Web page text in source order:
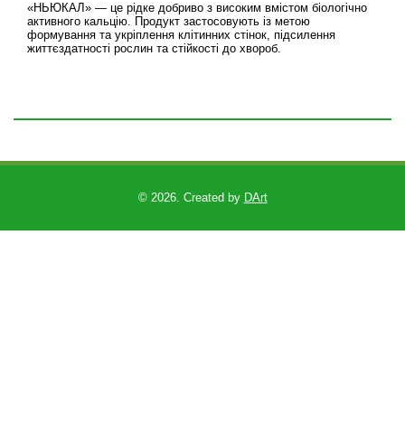
«НЬЮКАЛ» — це рідке добриво з високим вмістом біологічно
активного кальцію. Продукт застосовують із метою
формування та укріплення клітинних стінок, підсилення
життєздатності рослин та стійкості до хвороб.
© 2026. Created by DArt